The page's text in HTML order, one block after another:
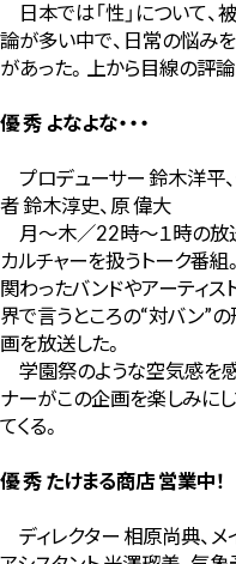
日本では「性」について、
論が多い中で、日常の悩み
があった。上から目線の評
優 秀 よなよな・・・
プロデューサー 鈴木洋平
者 鈴木淳史、原 偉大
月～木／22時～１時の放
カルチャーを扱うトーク番組
関わったバンドやアーティス
界で言うところの“対バン”
画を放送した。
学園祭のような空気感を
ナーがこの企画を楽しみに
てくる。
優 秀 たけまる商店 営業中！
ディレクター 相原尚典、メ